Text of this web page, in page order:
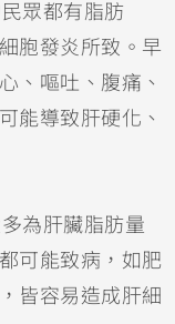
眾都有脂肪
胞發炎所致。早
、嘔吐、腹痛、
能導致肝硬化、
為肝臟脂肪量
可能致病，如肥
皆容易造成肝細